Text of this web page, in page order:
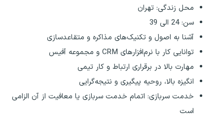
محل زندگی: تهران
سن: 24 الی 39
آشنا به اصول و تکنیک‌های مذاکره و متقاعدسازی
توانایی کار با نرم‌افزارهای CRM و مجموعه آفیس
مهارت بالا در برقراری ارتباط و کار تیمی
انگیزه بالا، روحیه پیگیری و نتیجه‌گرایی
خدمت سربازی: اتمام خدمت سربازی یا معافیت از آن الزامی
است